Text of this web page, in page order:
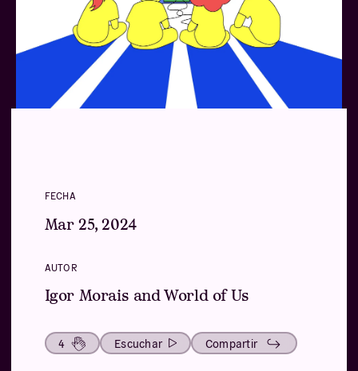
FECHA
Mar 25, 2024
AUTOR
Igor Morais and World of Us
4 Escuchar Compartir